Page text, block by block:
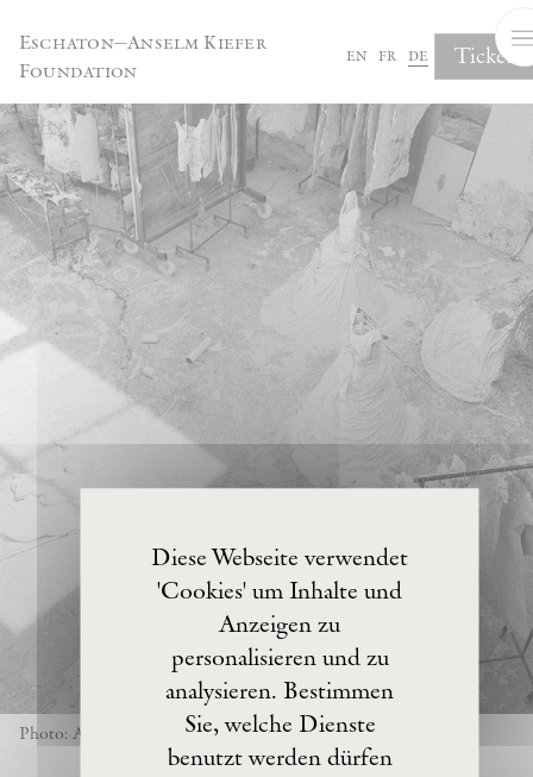
Eschaton—Anselm Kiefer
Foundation
en fr de Tickets
Photo: Anselm Kiefer
Diese Webseite verwendet
'Cookies' um Inhalte und
Anzeigen zu
personalisieren und zu
analysieren. Bestimmen
Sie, welche Dienste
benutzt werden dürfen